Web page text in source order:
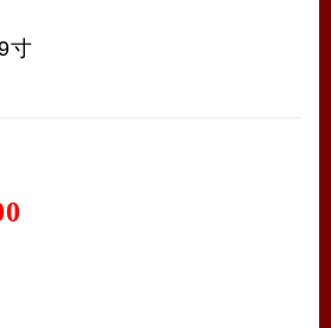
寸